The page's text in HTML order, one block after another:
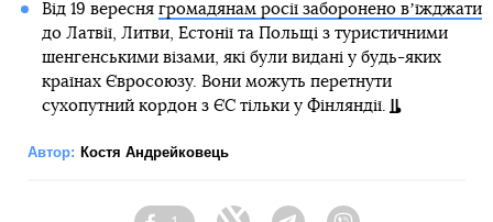
Від 19 вересня громадянам росії заборонено вʼїжджати
до Латвії, Литви, Естонії та Польщі з туристичними
шенгенськими візами, які були видані у будь-яких
країнах Євросоюзу. Вони можуть перетнути
сухопутний кордон з ЄС тільки у Фінляндії.
Автор: Костя Андрейковець